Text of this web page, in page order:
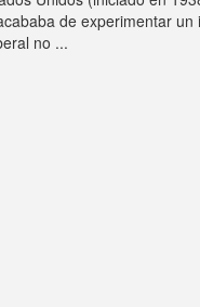
de experimentar
no ...